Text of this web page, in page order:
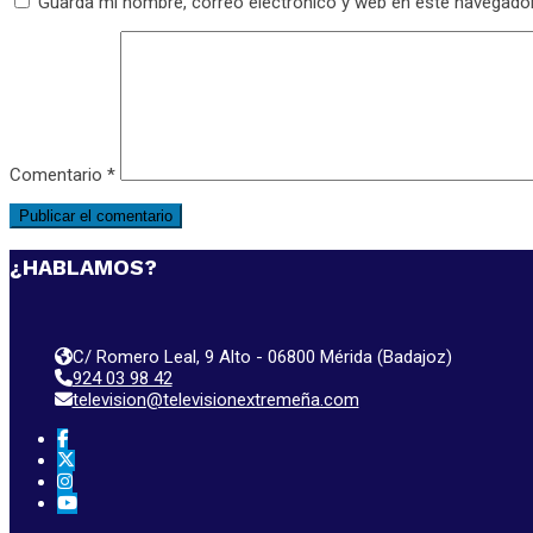
Comentario *
¿HABLAMOS?
C/ Romero Leal, 9 Alto - 06800 Mérida (Badajoz)
924 03 98 42
television@televisionextremeña.com